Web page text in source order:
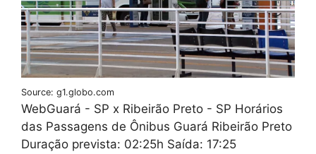
Source: g1.globo.com
WebGuará - SP x Ribeirão Preto - SP Horários
das Passagens de Ônibus Guará Ribeirão Preto
Duração prevista: 02:25h Saída: 17:25